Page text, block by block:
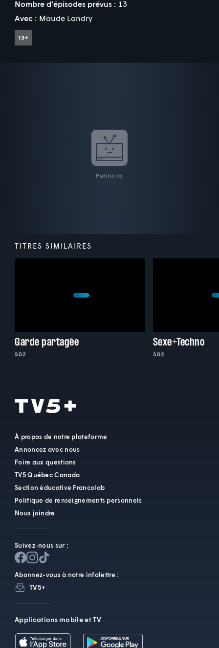
Nombre d’épisodes prévus : 13
Avec : Maude Landry
Publicité
TITRES SIMILAIRES
Garde partagée
S02
Sexe+Techno
S02
À propos de notre plateforme
Annoncez avec nous
Foire aux questions
TV5 Québec Canada
Section éducative Francolab
Politique de renseignements personnels
Nous joindre
Suivez-nous sur :
Abonnez-vous à notre infolettre :
TV5+
Applications mobile et TV